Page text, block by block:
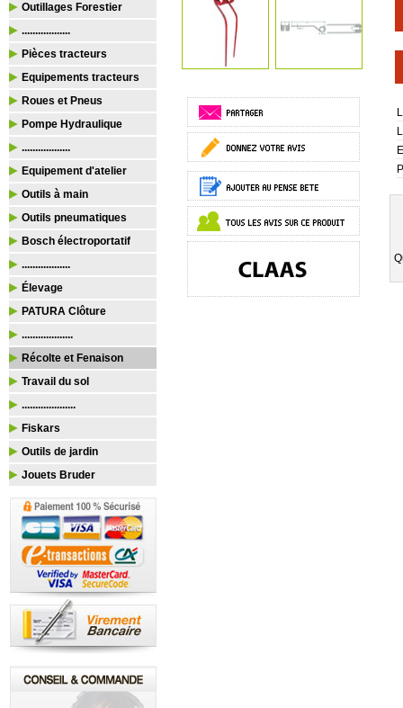
Outillages Forestier
..................
Pièces tracteurs
Equipements tracteurs
Roues et Pneus
Pompe Hydraulique
..................
Equipement d'atelier
Outils à main
Outils pneumatiques
Bosch électroportatif
..................
Élevage
PATURA Clôture
...................
Récolte et Fenaison
Travail du sol
....................
Fiskars
Outils de jardin
Jouets Bruder